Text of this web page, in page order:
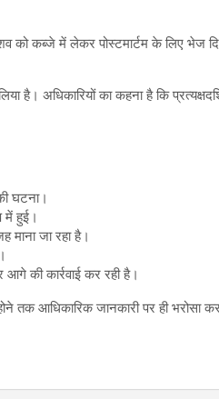
को कब्जे में लेकर पोस्टमार्टम के लिए भेज
है। अधिकारियों का कहना है कि
घटना।
में हुई।
जा रहा है।
आगे की कार्रवाई कर रही है।
तक आधिकारिक जानकारी पर ही भरोसा